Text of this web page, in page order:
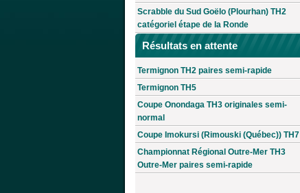
Scrabble du Sud Goëlo (Plourhan) TH2
catégoriel étape de la Ronde
Résultats en attente
Termignon TH2 paires semi-rapide
Termignon TH5
Coupe Onondaga TH3 originales semi-
normal
Coupe Imokursi (Rimouski (Québec)) TH7
Championnat Régional Outre-Mer TH3
Outre-Mer paires semi-rapide